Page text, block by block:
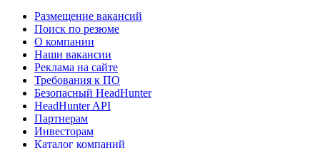
Размещение вакансий
Поиск по резюме
О компании
Наши вакансии
Реклама на сайте
Требования к ПО
Безопасный HeadHunter
HeadHunter API
Партнерам
Инвесторам
Каталог компаний